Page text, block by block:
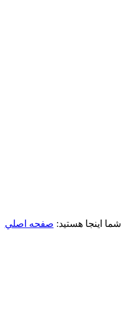
شما اینجا هستید: صفحه اصلي